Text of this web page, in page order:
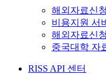
해외자료신
비용지원 서
해외자료신
중국대학 자
RISS API 센터